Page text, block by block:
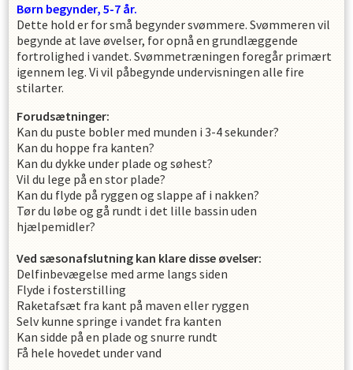
Børn begynder, 5-7 år.
Dette hold er for små begynder svømmere. Svømmeren vil
begynde at lave øvelser, for opnå en grundlæggende
fortrolighed i vandet. Svømmetræningen foregår primært
igennem leg. Vi vil påbegynde undervisningen alle fire
stilarter.
Forudsætninger:
Kan du puste bobler med munden i 3-4 sekunder?
Kan du hoppe fra kanten?
Kan du dykke under plade og søhest?
Vil du lege på en stor plade?
Kan du flyde på ryggen og slappe af i nakken?
Tør du løbe og gå rundt i det lille bassin uden
hjælpemidler?
Ved sæsonafslutning kan klare disse øvelser:
Delfinbevægelse med arme langs siden
Flyde i fosterstilling
Raketafsæt fra kant på maven eller ryggen
Selv kunne springe i vandet fra kanten
Kan sidde på en plade og snurre rundt
Få hele hovedet under vand